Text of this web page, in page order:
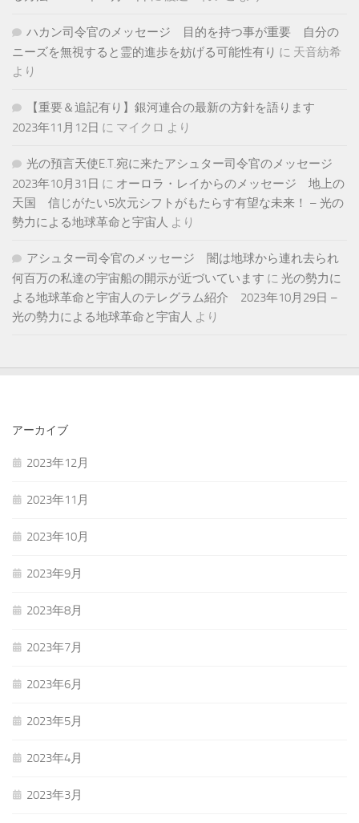
ハカン司令官のメッセージ 目的を持つ事が重要 自分の
ニーズを無視すると霊的進歩を妨げる可能性有り に 天音紡希
より
【重要＆追記有り】銀河連合の最新の方針を語ります
2023年11月12日 に マイクロ より
光の預言天使E.T.宛に来たアシュター司令官のメッセージ
2023年10月31日 に オーロラ・レイからのメッセージ 地上の
天国 信じがたい5次元シフトがもたらす有望な未来！ – 光の
勢力による地球革命と宇宙人 より
アシュター司令官のメッセージ 闇は地球から連れ去られ
何百万の私達の宇宙船の開示が近づいています に 光の勢力に
よる地球革命と宇宙人のテレグラム紹介 2023年10月29日 –
光の勢力による地球革命と宇宙人 より
アーカイブ
2023年12月
2023年11月
2023年10月
2023年9月
2023年8月
2023年7月
2023年6月
2023年5月
2023年4月
2023年3月